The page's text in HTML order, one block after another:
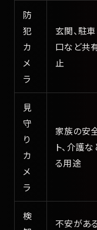
防
犯
カ
メ
ラ
玄関、駐
口など共
止
見
守
り
カ
メ
ラ
家族の安
ト、介護
る用途
検
不安があ